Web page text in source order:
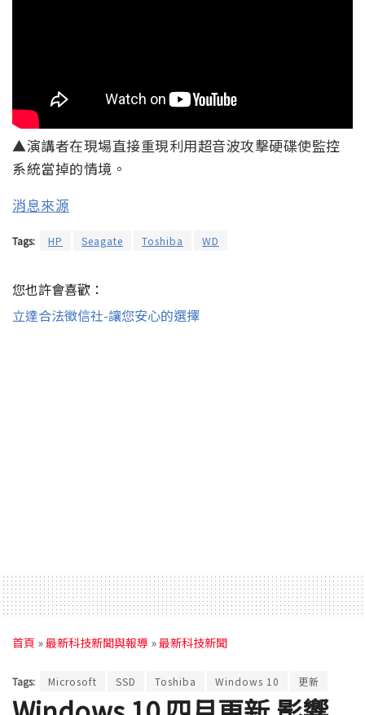
▲演講者在現場直接重現利用超音波攻擊硬碟使監控
系統當掉的情境。
消息來源
Tags: HP Seagate Toshiba WD
您也許會喜歡：
立達合法徵信社-讓您安心的選擇
首頁 »最新科技新聞與報導 »最新科技新聞
Tags: Microsoft SSD Toshiba Windows 10 更新